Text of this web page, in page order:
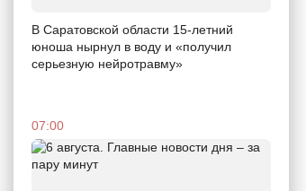
В Саратовской области 15-летний
юноша нырнул в воду и «получил
серьезную нейротравму»
07:00